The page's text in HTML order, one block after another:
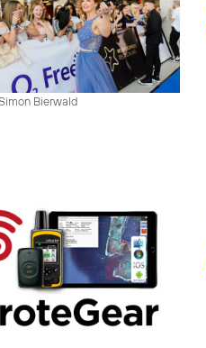
Bierwald